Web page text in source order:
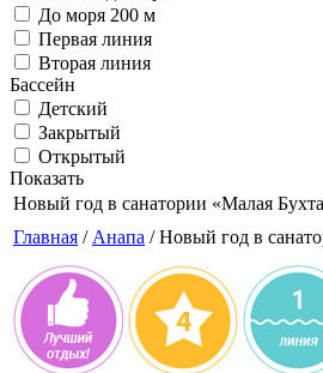
До моря 200 м
Первая линия
Вторая линия
Бассейн
Детский
Закрытый
Открытый
Показать
Новый год в санатории «Малая
Главная / Анапа / Новый год в